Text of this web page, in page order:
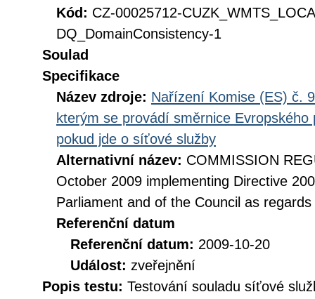
Kód: CZ-00025712-
DQ_DomainConsistency-1
Soulad
Specifikace
Název zdroje: Nařízení Komise (ES) č.
kterým se provádí směrnice
pokud jde o síťové služby
Alternativní název: COMMISSION
October 2009 implementing Directive
Parliament and of the Council as
Referenční datum
Referenční datum: 2009-10-20
Událost: zveřejnění
Popis testu: Testování souladu síťové